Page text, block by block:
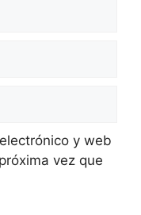
y web
vez que